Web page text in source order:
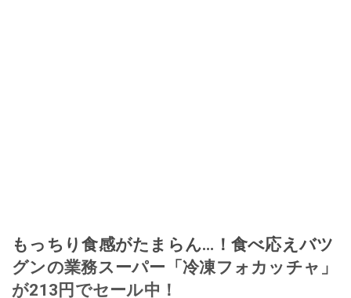
もっちり食感がたまらん…！食べ応えバツ
グンの業務スーパー「冷凍フォカッチャ」
が213円でセール中！